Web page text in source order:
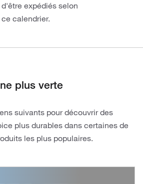
d'être expédiés selon
ce calendrier.
plus verte
suivants pour découvrir des
plus durables dans certaines de
les plus populaires.